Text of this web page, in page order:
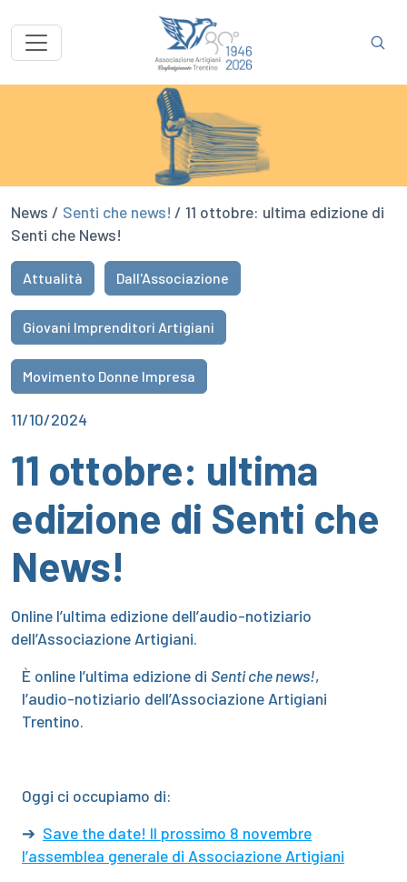
News / Senti che news! / 11 ottobre: ultima edizione di
Senti che News!
Attualità Dall'Associazione
Giovani Imprenditori Artigiani
Movimento Donne Impresa
11/10/2024
11 ottobre: ultima
edizione di Senti che
News!
Online l’ultima edizione dell’audio-notiziario
dell’Associazione Artigiani.
È online l’ultima edizione di Senti che news!,
l’audio-notiziario dell’Associazione Artigiani
Trentino.
Oggi ci occupiamo di:
➔ Save the date! Il prossimo 8 novembre
l’assemblea generale di Associazione Artigiani